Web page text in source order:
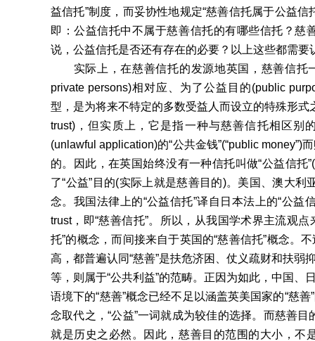
益信托”制度，而妥协性地规定“慈善信托属于公益
即：公益信托中不属于慈善信托的有哪些信托？
说，公益信托是否还有存在的必要？以上这些都需要
实际上，在慈善信托的发源地英国，慈善信托
private persons)相对应、为了公益目的(public
型，是为将来不特定的多数受益人而设立的特殊形
trust)，但实质上，它是指一种与慈善信托相区别
(unlawful application)的“公共金钱”(“public
的。因此，在英国始终没有一种信托叫做“公益信托
了“公益”目的(实际上就是慈善目的)。美国、澳大利
念。我国法律上的“公益信托”译自日本法上的“公益
trust，即“慈善信托”。所以，从我国学术界主流观
托”的概念，而间接来自于英国的“慈善信托”概念。
高，都普遍认同“慈善”是扶危济困、仗义疏财和扶
等，则属于“公共利益”的范畴。正因为如此，中国
语境下的“慈善”概念已经不足以涵盖英美国家的“慈
念取代之，“公益”一词就成为较佳的选择。而慈善目
就是历史之必然。因此，慈善目的范围的大小，不